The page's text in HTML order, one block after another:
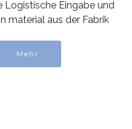
Logistische Eingabe und
material aus der Fabrik
Mehr